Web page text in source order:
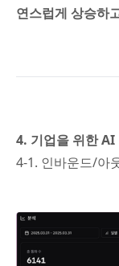
연스럽게 상승하
4. 기업을 위한 AI
4-1. 인바운드/아